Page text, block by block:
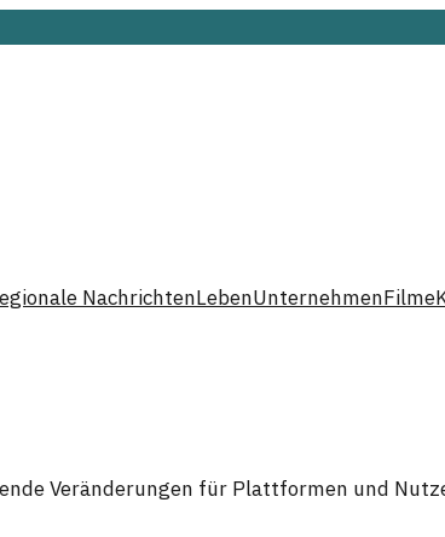
NachrichtenLebenUnternehmenFilme
Veränderungen für Plattformen und